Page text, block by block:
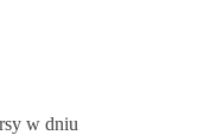
w dniu